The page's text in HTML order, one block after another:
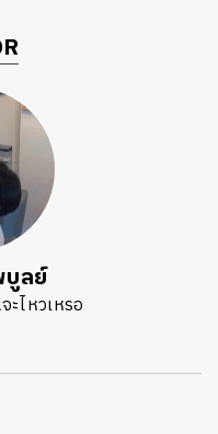
ลย์
ไหวเหรอ